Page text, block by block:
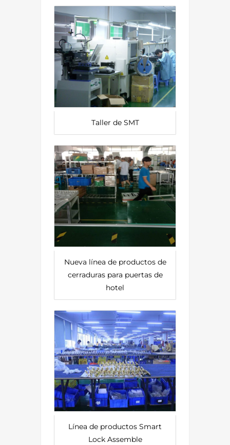
Taller de SMT
Nueva línea de productos de
cerraduras para puertas de
hotel
Línea de productos Smart
Lock Assemble